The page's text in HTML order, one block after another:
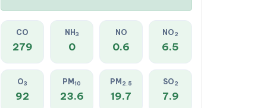
88 %
Mưa rào nhẹ
94 %
Dông
CO
279
NH 3
0
NO
0.6
NO2
6.5
O3
92
PM 10
23.6
PM 2.5
19.7
SO2
7.9